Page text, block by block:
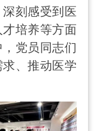
刻感受到医
培养等方面
党员同志们
、推动医学